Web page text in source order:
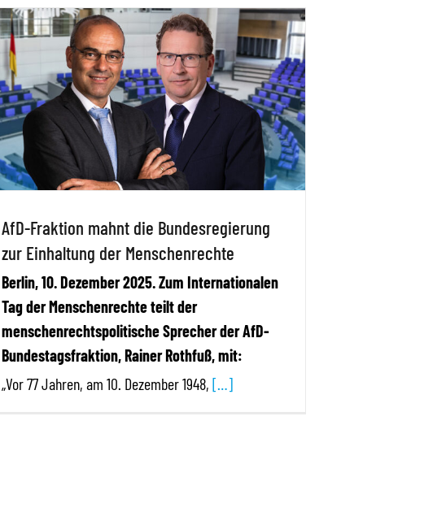
AfD-Fraktion mahnt die Bundesregierung
zur Einhaltung der Menschenrechte
Berlin, 10. Dezember 2025. Zum Internationalen
Tag der Menschenrechte teilt der
menschenrechtspolitische Sprecher der AfD-
Bundestagsfraktion, Rainer Rothfuß, mit:
„Vor 77 Jahren, am 10. Dezember 1948, […]